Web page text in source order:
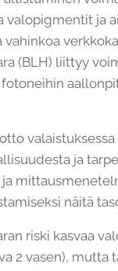
valopigmentit ja
(BLH) liittyy
ja
näitä
riski kasvaa
2 vasen), mutta